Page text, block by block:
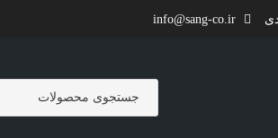
info@sang-co.ir